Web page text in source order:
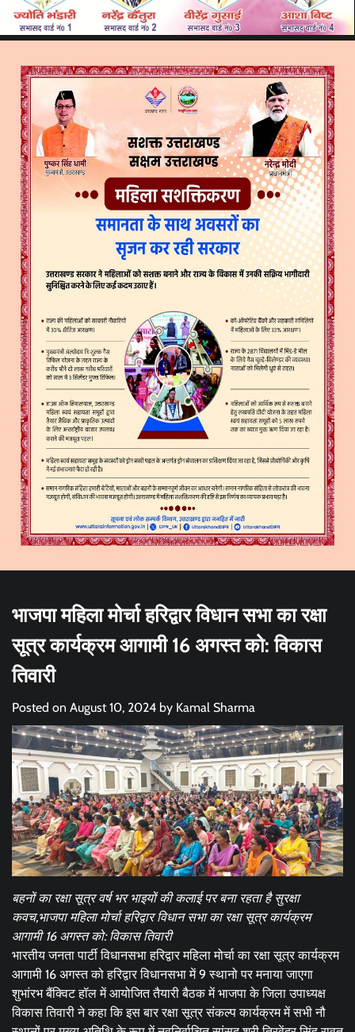
भाजपा महिला मोर्चा हरिद्वार विधान सभा का रक्षा
सूत्र कार्यक्रम आगामी 16 अगस्त को: विकास
तिवारी
Posted on August 10, 2024 by Kamal Sharma
बहनों का रक्षा सूत्र वर्ष भर भाइयों की कलाई पर बना रहता है सुरक्षा
कवच,भाजपा महिला मोर्चा हरिद्वार विधान सभा का रक्षा सूत्र कार्यक्रम
आगामी 16 अगस्त को: विकास तिवारी
भारतीय जनता पार्टी विधानसभा हरिद्वार महिला मोर्चा का रक्षा सूत्र कार्यक्रम
आगामी 16 अगस्त को हरिद्वार विधानसभा में 9 स्थानो पर मनाया जाएगा
शुभांरभ बैंक्विट हॉल में आयोजित तैयारी बैठक में भाजपा के जिला उपाध्यक्ष
विकास तिवारी ने कहा कि इस बार रक्षा सूत्र संकल्प कार्यक्रम में सभी नौ